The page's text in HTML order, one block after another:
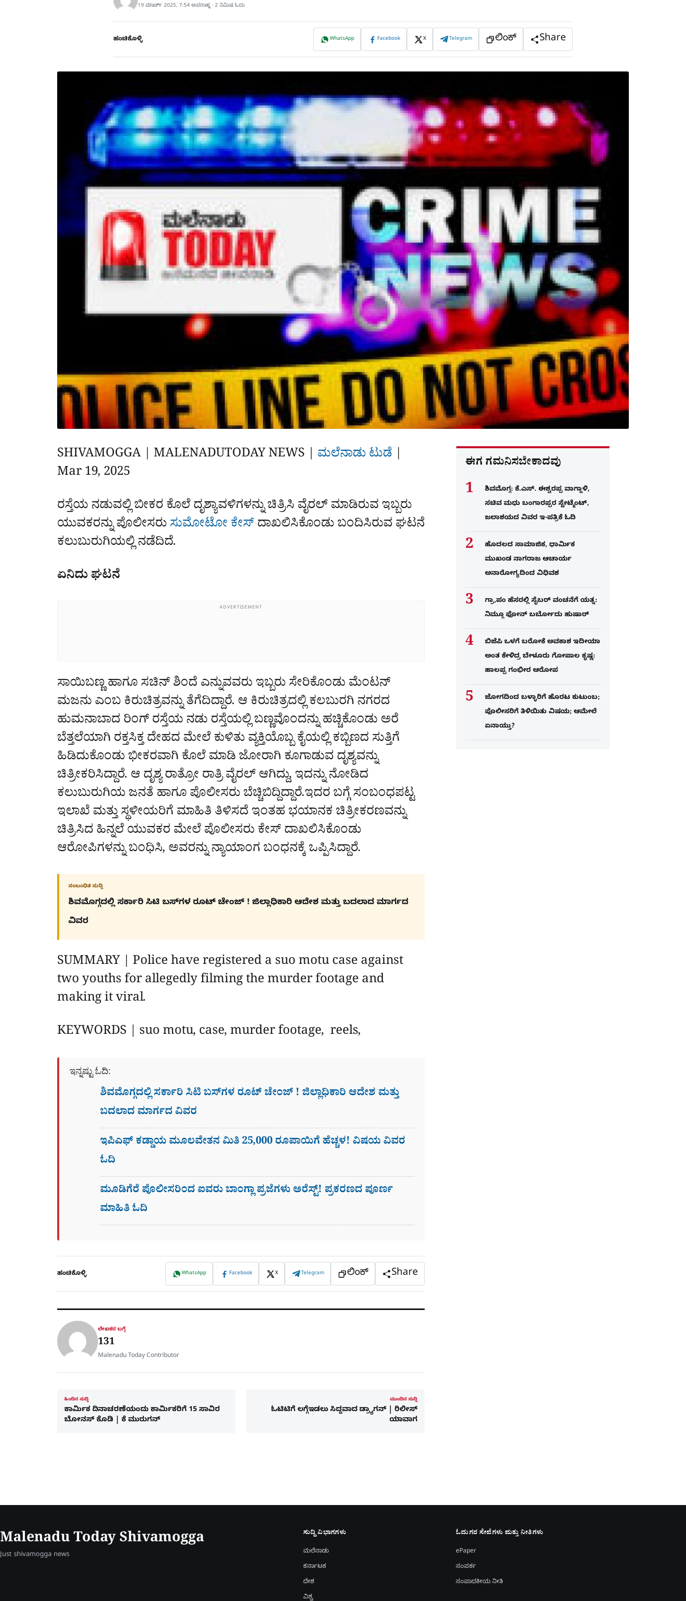
19 ಮಾರ್ಚ್ 2025, 7:54 ಅಪರಾಹ್ನ · 2 ನಿಮಿಷ ಓದು
ಹಂಚಿಕೊಳ್ಳಿ WhatsApp Facebook X Telegram ಲಿಂಕ್ Share
SHIVAMOGGA | MALENADUTODAY NEWS | ಮಲೆನಾಡು ಟುಡೆ |‌‌
Mar 19, 2025
ರಸ್ತೆಯ ನಡುವಲ್ಲಿ ಬೀಕರ ಕೊಲೆ ದೃಶ್ಯಾವಳಿಗಳನ್ನು ಚಿತ್ರಿಸಿ ವೈರಲ್ ಮಾಡಿರುವ ಇಬ್ಬರು
ಯುವಕರನ್ನು ಪೊಲೀಸರು ಸುಮೋಟೋ ಕೇಸ್ದಾಖಲಿಸಿಕೊಂಡು ಬಂದಿಸಿರುವ ಘಟನೆ
ಕಲುಬುರುಗಿಯಲ್ಲಿ ನಡೆದಿದೆ.
ಏನಿದು ಘಟನೆ
ADVERTISEMENT
ಸಾಯಿಬಣ್ಣ ಹಾಗೂ ಸಚಿನ್ ಶಿಂದೆ ಎನ್ನುವವರು ಇಬ್ಬರು ಸೇರಿಕೊಂಡು ಮೆಂಟನ್
ಮಜನು ಎಂಬ ಕಿರುಚಿತ್ರವನ್ನು ತೆಗೆದಿದ್ದಾರೆ. ಆ ಕಿರುಚಿತ್ರದಲ್ಲಿ ಕಲಬುರಗಿ ನಗರದ
ಹುಮನಾಬಾದ ರಿಂಗ್ ರಸ್ತೆಯ ನಡು ರಸ್ತೆಯಲ್ಲಿ ಬಣ್ಣವೊಂದನ್ನು ಹಚ್ಚಿಕೊಂಡು ಅರೆ
ಬೆತ್ತಲೆಯಾಗಿ ರಕ್ತಸಿಕ್ತ ದೇಹದ ಮೇಲೆ ಕುಳಿತು ವ್ಯಕ್ತಿಯೊಬ್ಬ ಕೈಯಲ್ಲಿ ಕಬ್ಬಿಣದ ಸುತ್ತಿಗೆ
ಹಿಡಿದುಕೊಂಡು ಭೀಕರವಾಗಿ ಕೊಲೆ ಮಾಡಿ ಜೋರಾಗಿ ಕೂಗಾಡುವ ದೃಶ್ಯವನ್ನು
ಚಿತ್ರೀಕರಿಸಿದ್ದಾರೆ. ಆ ದೃಶ್ಯ ರಾತ್ರೋ ರಾತ್ರಿ ವೈರಲ್ ಆಗಿದ್ದು, ಇದನ್ನು ನೋಡಿದ
ಕಲುಬುರುಗಿಯ ಜನತೆ ಹಾಗೂ ಪೊಲೀಸರು ಬೆಚ್ಚಿಬಿದ್ದಿದ್ದಾರೆ.ಇದರ ಬಗ್ಗೆ ಸಂಬಂಧಪಟ್ಟ
ಇಲಾಖೆ ಮತ್ತು ಸ್ಥಳೀಯರಿಗೆ ಮಾಹಿತಿ ತಿಳಿಸದೆ ಇಂತಹ ಭಯಾನಕ ಚಿತ್ರೀಕರಣವನ್ನು
ಚಿತ್ರಿಸಿದ ಹಿನ್ನಲೆ ಯುವಕರ ಮೇಲೆ ಪೊಲೀಸರು ಕೇಸ್ ದಾಖಲಿಸಿಕೊಂಡು
ಆರೋಪಿಗಳನ್ನು ಬಂಧಿಸಿ, ಅವರನ್ನು ನ್ಯಾಯಾಂಗ ಬಂಧನಕ್ಕೆ ಒಪ್ಪಿಸಿದ್ದಾರೆ.
ಸಂಬಂಧಿತ ಸುದ್ದಿ
ಶಿವಮೊಗ್ಗದಲ್ಲಿ ಸರ್ಕಾರಿ ಸಿಟಿ ಬಸ್​ಗಳ ರೂಟ್ ಚೇಂಜ್ ! ಜಿಲ್ಲಾಧಿಕಾರಿ ಆದೇಶ ಮತ್ತು ಬದಲಾದ ಮಾರ್ಗದ
ವಿವರ
SUMMARY | Police have registered a suo motu case against
two youths for allegedly filming the murder footage and
making it viral.
KEYWORDS | suo motu, case, murder footage, reels,
ಇನ್ನಷ್ಟು ಓದಿ:
ಶಿವಮೊಗ್ಗದಲ್ಲಿ ಸರ್ಕಾರಿ ಸಿಟಿ ಬಸ್​ಗಳ ರೂಟ್ ಚೇಂಜ್ ! ಜಿಲ್ಲಾಧಿಕಾರಿ ಆದೇಶ ಮತ್ತು
ಬದಲಾದ ಮಾರ್ಗದ ವಿವರ
ಇಪಿಎಫ್ ಕಡ್ಡಾಯ ಮೂಲವೇತನ ಮಿತಿ 25,000 ರೂಪಾಯಿಗೆ ಹೆಚ್ಚಳ! ವಿಷಯ ವಿವರ
ಓದಿ
ಮೂಡಿಗೆರೆ ಪೊಲೀಸರಿಂದ ಐವರು ಬಾಂಗ್ಲಾ ಪ್ರಜೆಗಳು ಅರೆಸ್ಟ್! ಪ್ರಕರಣದ ಪೂರ್ಣ
ಮಾಹಿತಿ ಓದಿ
ಹಂಚಿಕೊಳ್ಳಿ WhatsApp Facebook X Telegram ಲಿಂಕ್ Share
ಲೇಖಕರ ಬಗ್ಗೆ
131
Malenadu Today Contributor
ಹಿಂದಿನ ಸುದ್ದಿ
ಕಾರ್ಮಿಕ ದಿನಾಚರಣೆಯಂದು ಕಾರ್ಮಿಕರಿಗೆ 15 ಸಾವಿರ
ಬೋನಸ್ ಕೊಡಿ | ಕೆ ಮುರುಗನ್
ಮುಂದಿನ ಸುದ್ದಿ
ಓಟಿಟಿಗೆ ಲಗ್ಗೆಇಡಲು ಸಿದ್ದವಾದ ಡ್ರ್ಯಾಗನ್ | ರಿಲೀಸ್‌
ಯಾವಾಗ
ಈಗ ಗಮನಿಸಬೇಕಾದವು
ಶಿವಮೊಗ್ಗ: ಕೆ.ಎಸ್. ಈಶ್ವರಪ್ಪ ವಾಗ್ದಾಳಿ,
ಸಚಿವ ಮಧು ಬಂಗಾರಪ್ಪರ ಸ್ಟೇಟ್ಮೆಂಟ್,
ಜಲಾಶಯದ ವಿವರ ಇ-ಪತ್ರಿಕೆ ಓದಿ
ಹೊದಲದ ಸಾಮಾಜಿಕ, ಧಾರ್ಮಿಕ
ಮುಖಂಡ ನಾಗರಾಜ ಆಚಾರ್ಯ
ಅನಾರೋಗ್ಯದಿಂದ ವಿಧಿವಶ
ಗ್ರಾ,ಪಂ ಹೆಸರಲ್ಲಿ ಸೈಬ‌ರ್ ವಂಚನೆಗೆ ಯತ್ನ:
ನಿಮ್ಗೂ ಫೋನ್​ ಬರ್ಬೋದು ಹುಷಾರ್​​
ಬಿಜೆಪಿ ಒಳಗೆ ಬರೋಕೆ ಅವಕಾಶ ಇದೀಯಾ
ಅಂತ ಕೇಳಿದ್ರ ಬೇಳೂರು ಗೋಪಾಲ ಕೃಷ್ಣ:
ಹಾಲಪ್ಪ ಗಂಭೀರ ಆರೋಪ
ಜೋಗದಿಂದ ಬಳ್ಳಾರಿಗೆ ಹೊರಟ ಕುಟುಂಬ;
ಪೊಲೀಸರಿಗೆ ತಿಳಿಯಿತು ವಿಷಯ; ಆಮೇಲೆ
ಏನಾಯ್ತು?
Malenadu Today Shivamogga
Just shivamogga news
ಸುದ್ದಿ ವಿಭಾಗಗಳು
ಮಲೆನಾಡು
ಕರ್ನಾಟಕ
ದೇಶ
ವಿಶ್ವ
ಓದುಗರ ಸೇವೆಗಳು ಮತ್ತು ನೀತಿಗಳು
ePaper
ಸಂಪರ್ಕ
ಸಂಪಾದಕೀಯ ನೀತಿ